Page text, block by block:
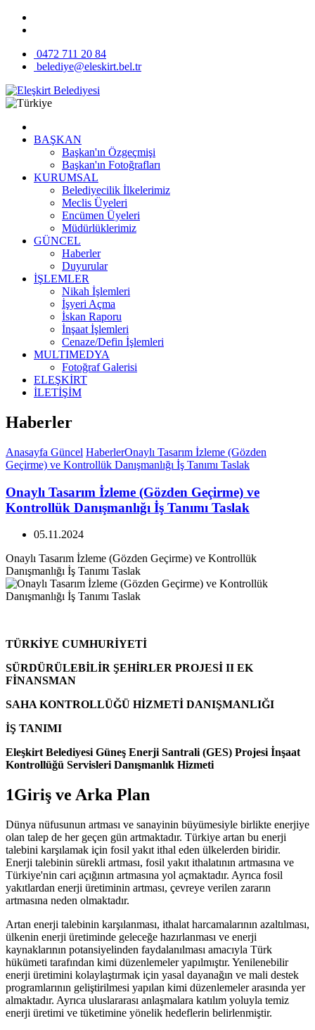
0472 711 20 84
belediye@eleskirt.bel.tr
BAŞKAN
Başkan'ın Özgeçmişi
Başkan'ın Fotoğrafları
KURUMSAL
Belediyecilik İlkelerimiz
Meclis Üyeleri
Encümen Üyeleri
Müdürlüklerimiz
GÜNCEL
Haberler
Duyurular
İŞLEMLER
Nikah İşlemleri
İşyeri Açma
İskan Raporu
İnşaat İşlemleri
Cenaze/Defin İşlemleri
MULTIMEDYA
Fotoğraf Galerisi
ELEŞKİRT
İLETİŞİM
Haberler
Anasayfa Güncel HaberlerOnaylı Tasarım İzleme (Gözden
Geçirme) ve Kontrollük Danışmanlığı İş Tanımı Taslak
Onaylı Tasarım İzleme (Gözden Geçirme) ve
Kontrollük Danışmanlığı İş Tanımı Taslak
05.11.2024
Onaylı Tasarım İzleme (Gözden Geçirme) ve Kontrollük
Danışmanlığı İş Tanımı Taslak
TÜRKİYE CUMHURİYETİ
SÜRDÜRÜLEBİLİR ŞEHİRLER PROJESİ II EK
FİNANSMAN
SAHA KONTROLLÜĞÜ HİZMETİ DANIŞMANLIĞI
İŞ TANIMI
Eleşkirt Belediyesi Güneş Enerji Santrali (GES) Projesi İnşaat
Kontrollüğü Servisleri Danışmanlık Hizmeti
1Giriş ve Arka Plan
Dünya nüfusunun artması ve sanayinin büyümesiyle birlikte enerjiye
olan talep de her geçen gün artmaktadır. Türkiye artan bu enerji
talebini karşılamak için fosil yakıt ithal eden ülkelerden biridir.
Enerji talebinin sürekli artması, fosil yakıt ithalatının artmasına ve
Türkiye'nin cari açığının artmasına yol açmaktadır. Ayrıca fosil
yakıtlardan enerji üretiminin artması, çevreye verilen zararın
artmasına neden olmaktadır.
Artan enerji talebinin karşılanması, ithalat harcamalarının azaltılması,
ülkenin enerji üretiminde geleceğe hazırlanması ve enerji
kaynaklarının potansiyelinden faydalanılması amacıyla Türk
hükümeti tarafından kimi düzenlemeler yapılmıştır. Yenilenebilir
enerji üretimini kolaylaştırmak için yasal dayanağın ve mali destek
programlarının geliştirilmesi yapılan kimi düzenlemeler arasında yer
almaktadır. Ayrıca uluslararası anlaşmalara katılım yoluyla temiz
enerji üretimi ve tüketimine yönelik hedeflerin belirlenmiştir.